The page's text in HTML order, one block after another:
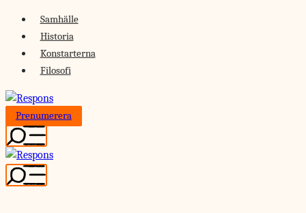
Skip
content
Samhälle
Historia
Konstarterna
Filosofi
Prenumerera